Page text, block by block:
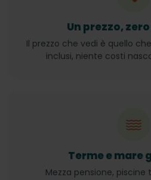
Un prezzo,
Il prezzo che vedi è quello
inclusi, niente costi
Terme e mare
Mezza pensione, piscine